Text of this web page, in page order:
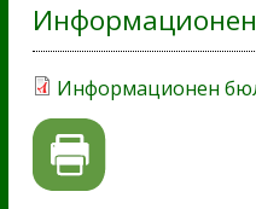
Информационен